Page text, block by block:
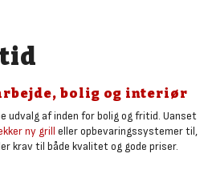
bolig og interiør
udvalg af inden for bolig og fritid. Uanset
ny grill eller opbevaringssystemer til,
krav til både kvalitet og gode priser.
Bolig og fritid spænder et kæmpe